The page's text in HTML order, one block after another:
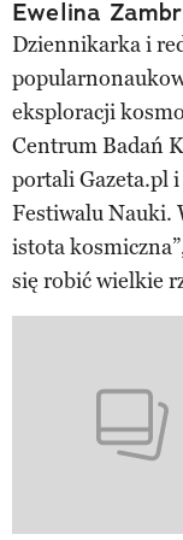
Ewelina
Dziennikarka i
eksploracji
Centrum Badań
portali Gazeta.pl
Festiwalu Nauki.
istota
się robić wielkie